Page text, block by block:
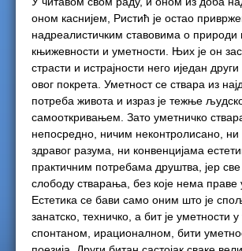
оном каснијем, Ристић је остао
надреалистичким ставовима о природи
књижевности и уметности. Њих је он
страсти и истрајности него иједан
овог покрета. Уметност се ствара из
потреба живота и израз је тежње
самооткривањем. Зато уметничко
непосредно, ничим неконтролисано, ни
здравог разума, ни конвенцијама
практичним потребама друштва, јер
слободу стварања, без које нема праве
Естетика се бави само оним што је
занатско, техничко, а бит је уметности
спонтаном, ирационалном, бити